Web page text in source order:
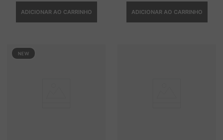
ADICIONAR AO CARRINHO ADICIONAR AO CARRINHO
NEW